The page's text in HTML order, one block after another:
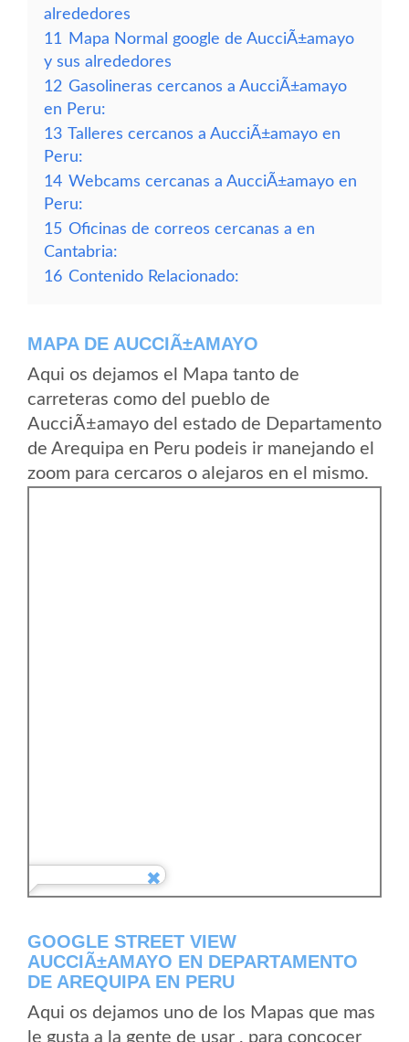
alrededores
11
Mapa Normal google de AucciÃ±amayo
y sus alrededores
12 Gasolineras cercanos a AucciÃ±amayo
en Peru:
13 Talleres cercanos a AucciÃ±amayo en
Peru:
14 Webcams cercanas a AucciÃ±amayo en
Peru:
15 Oficinas de correos cercanas a en
Cantabria:
16 Contenido Relacionado:
MAPA DE AUCCIÃ±AMAYO
Aqui os dejamos el Mapa tanto de
carreteras como del pueblo de
AucciÃ±amayo del estado de Departamento
de Arequipa en Peru podeis ir manejando el
zoom para cercaros o alejaros en el mismo.
GOOGLE STREET VIEW
AUCCIÃ±AMAYO EN DEPARTAMENTO
DE AREQUIPA EN PERU
Aqui os dejamos uno de los Mapas que mas
le gusta a la gente de usar , para concocer